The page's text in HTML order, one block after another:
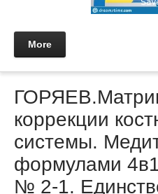
More
коррекции
системы.
формулами
№ 2-1.